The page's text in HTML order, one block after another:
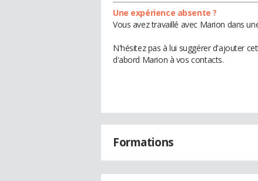
Une expérience absente ?
Vous avez travaillé avec Marion dans
N'hésitez pas à lui suggérer d'ajouter
d'abord Marion à vos contacts.
Formations